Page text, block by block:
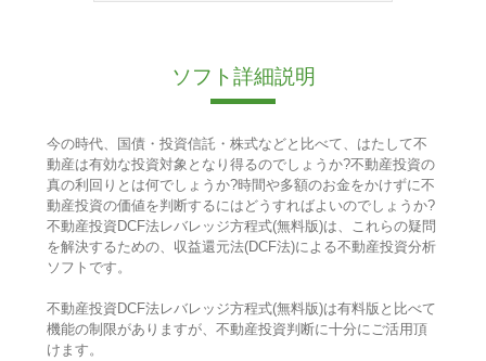
ソフト詳細説明
今の時代、国債・投資信託・株式などと比べて、はたして不
動産は有効な投資対象となり得るのでしょうか?不動産投資の
真の利回りとは何でしょうか?時間や多額のお金をかけずに不
動産投資の価値を判断するにはどうすればよいのでしょうか?
不動産投資DCF法レバレッジ方程式(無料版)は、これらの疑問
を解決するための、収益還元法(DCF法)による不動産投資分析
ソフトです。
不動産投資DCF法レバレッジ方程式(無料版)は有料版と比べて
機能の制限がありますが、不動産投資判断に十分にご活用頂
けます。